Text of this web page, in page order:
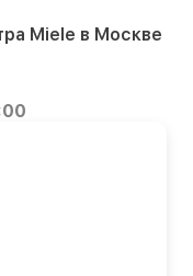
Miele в Москве